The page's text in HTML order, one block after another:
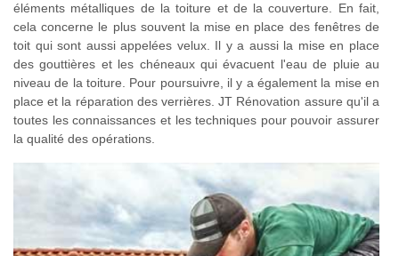
éléments métalliques de la toiture et de la couverture. En fait,
cela concerne le plus souvent la mise en place des fenêtres de
toit qui sont aussi appelées velux. Il y a aussi la mise en place
des gouttières et les chéneaux qui évacuent l'eau de pluie au
niveau de la toiture. Pour poursuivre, il y a également la mise en
place et la réparation des verrières. JT Rénovation assure qu'il a
toutes les connaissances et les techniques pour pouvoir assurer
la qualité des opérations.